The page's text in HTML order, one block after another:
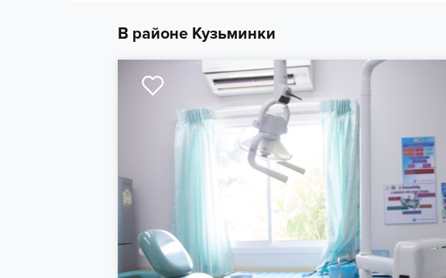
В районе Кузьминки